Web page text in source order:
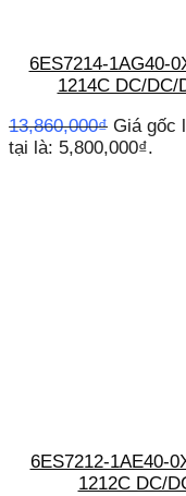
6ES7214-1AG40-
1214C DC/DC/
13,860,000₫ Giá gốc
tại là: 5,800,000₫.
6ES7212-1AE40-
1212C DC/